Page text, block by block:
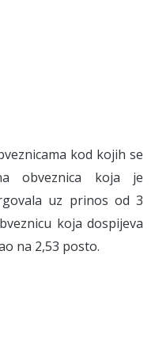
kod kojih se
obveznica koja je
uz prinos od 3
koja dospijeva
na 2,53 posto.